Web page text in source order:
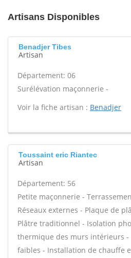
Artisans Disponibles
Benadjer Tibes
Artisan
Département: 06
Surélévation maçonnerie -
Voir la fiche artisan : Benadjer
Toussaint eric Riantec
Artisan
Département: 56
Petite maçonnerie -
Réseaux externes - Plaque de
Plâtre traditionnel - Isolation
thermique des murs intérieurs -
faibles - Installation de chauffe